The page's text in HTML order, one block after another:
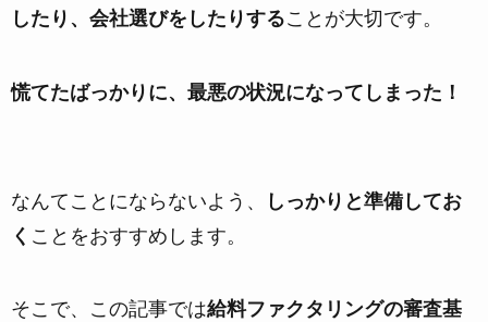
したり、会社選びをしたりすることが大切です。
慌てたばっかりに、最悪の状況になってしまった！
なんてことにならないよう、
しっかりと準備してお
く ことをおすすめします。
そこで、この記事では給料ファクタリングの審査基